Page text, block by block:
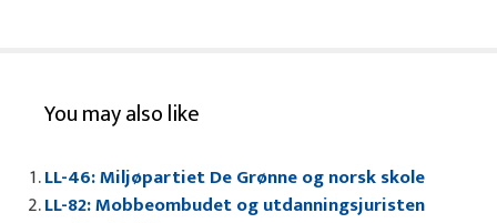
You may also like
LL-46: Miljøpartiet De Grønne og norsk skole
LL-82: Mobbeombudet og utdanningsjuristen